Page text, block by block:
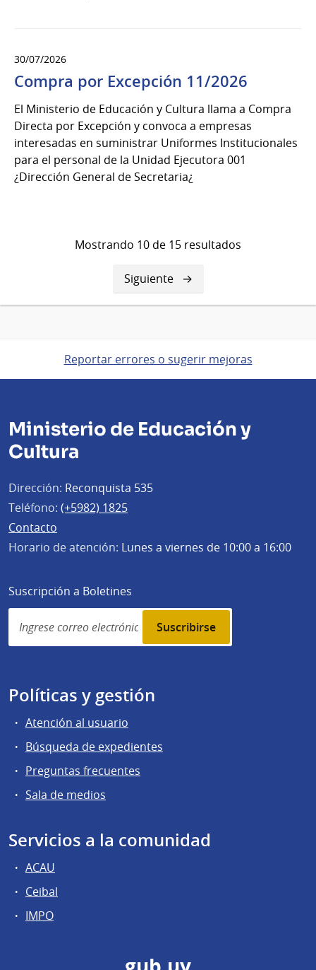
30/07/2026
Compra por Excepción 11/2026
El Ministerio de Educación y Cultura llama a Compra
Directa por Excepción y convoca a empresas
interesadas en suministrar Uniformes Institucionales
para el personal de la Unidad Ejecutora 001
¿Dirección General de Secretaria¿
Mostrando 10 de 15 resultados
Siguiente
página
Siguiente
Reportar errores o sugerir mejoras
Ministerio de Educación y
Cultura
Dirección: Reconquista 535
Teléfono: (+5982) 1825
Contacto
Horario de atención: Lunes a viernes de 10:00 a 16:00
Suscripción a Boletines
Simplenews
subscription
Políticas y gestión
Atención al usuario
Búsqueda de expedientes
Preguntas frecuentes
Sala de medios
Servicios a la comunidad
ACAU
Ceibal
IMPO